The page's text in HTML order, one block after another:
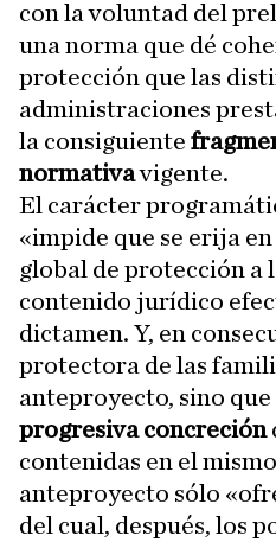
con la voluntad del
una norma que dé
protección que las
administraciones
la consiguiente
normativavigente.
El carácter
«impide que se erija
global de protección a
contenido jurídico
dictamen. Y, en
protectora de las
anteproyecto, sino que
progresiva concreción
contenidas en el
anteproyecto sólo
del cual, después, los